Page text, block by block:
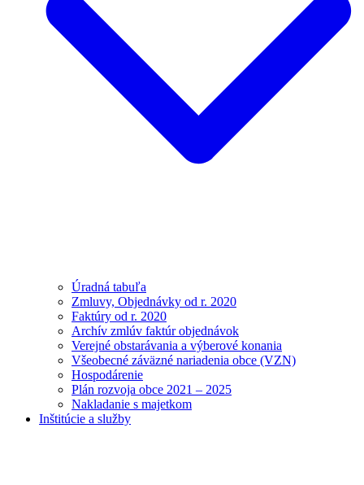
Úradná tabuľa
Zmluvy, Objednávky od r. 2020
Faktúry od r. 2020
Archív zmlúv faktúr objednávok
Verejné obstarávania a výberové konania
Všeobecné záväzné nariadenia obce (VZN)
Hospodárenie
Plán rozvoja obce 2021 – 2025
Nakladanie s majetkom
Inštitúcie a služby